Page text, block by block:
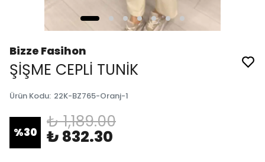
Bizze Fasihon
ŞİŞME CEPLİ TUNİK
Ürün Kodu: 22K-BZ765-Oranj-1
%30
₺ 1,189.00
₺ 832.30